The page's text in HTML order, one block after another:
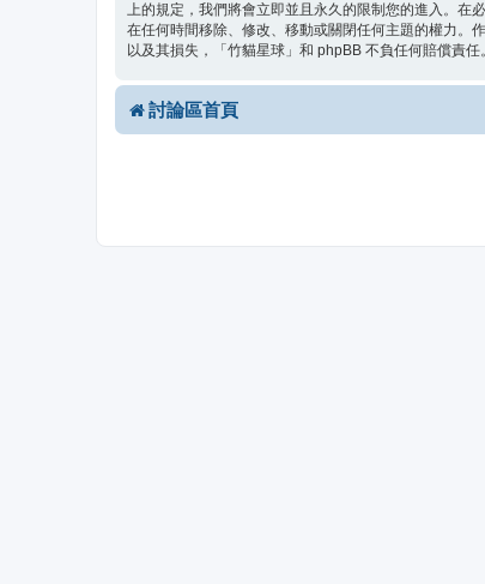
上的規定，我們將會立即並且永久的限制您的進入。在
在任何時間移除、修改、移動或關閉任何主題的權力。
以及其損失，「竹貓星球」和 phpBB 不負任何賠償責任。
討論區首頁